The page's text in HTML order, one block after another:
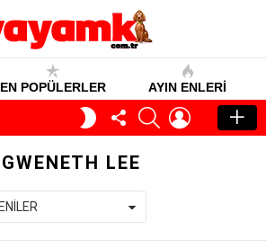
EN POPÜLERLER AYIN ENLERI
GECE
MODU
TAKIP
ET
SEARCHGIRIŞ
GWENETH LEE